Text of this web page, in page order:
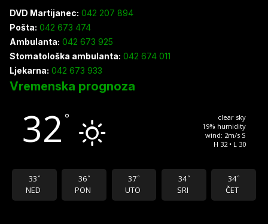
DVD Martijanec: 042 207 894
Pošta: 042 673 474
Ambulanta: 042 673 925
Stomatološka ambulanta: 042 674 011
Ljekarna: 042 673 933
Vremenska prognoza
32 °
clear sky
19% humidity
wind: 2m/s S
H 32 • L 30
33 °
NED
36 °
PON
37 °
UTO
34 °
SRI
34 °
ČET